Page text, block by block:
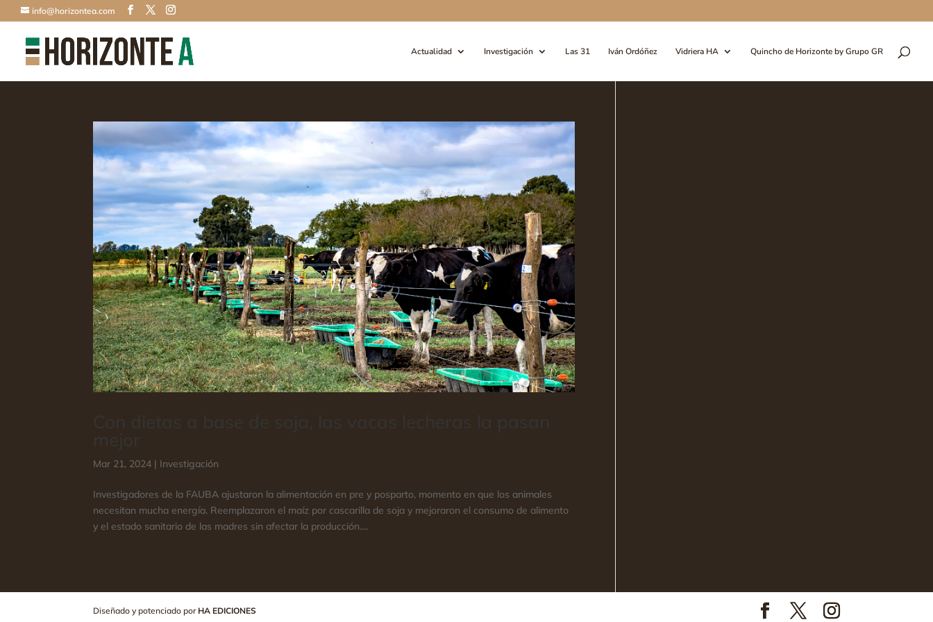
info@horizontea.com
Actualidad Investigación Las 31 Iván Ordóñez Vidriera HA Quincho de Horizonte by Grupo GR
Mar 21, 2024 | Investigación
Investigadores de la FAUBA ajustaron la alimentación en pre y posparto, momento en que los animales
necesitan mucha energía. Reemplazaron el maíz por cascarilla de soja y mejoraron el consumo de alimento
y el estado sanitario de las madres sin afectar la producción....
Diseñado y potenciado por HA EDICIONES